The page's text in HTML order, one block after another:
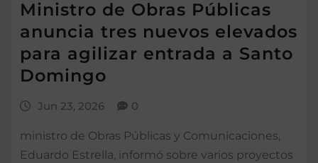
Ministro de Obras Públicas
anuncia tres nuevos elevados
para agilizar entrada a Santo
Domingo
Jun 23, 2026 0
ministro de Obras Públicas y Comunicaciones,
Eduardo Estrella, informó sobre varios proyectos